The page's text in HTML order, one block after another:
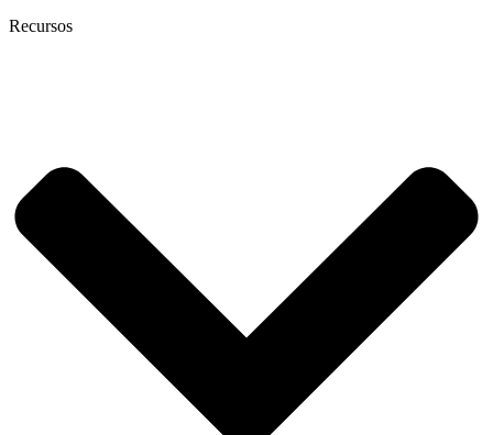
Recursos